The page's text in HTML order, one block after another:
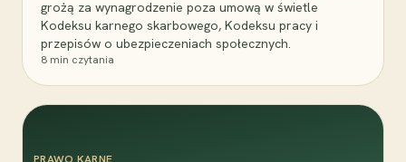
grożą za wynagrodzenie poza umową w świetle
Kodeksu karnego skarbowego, Kodeksu pracy i
przepisów o ubezpieczeniach społecznych.
8 min czytania